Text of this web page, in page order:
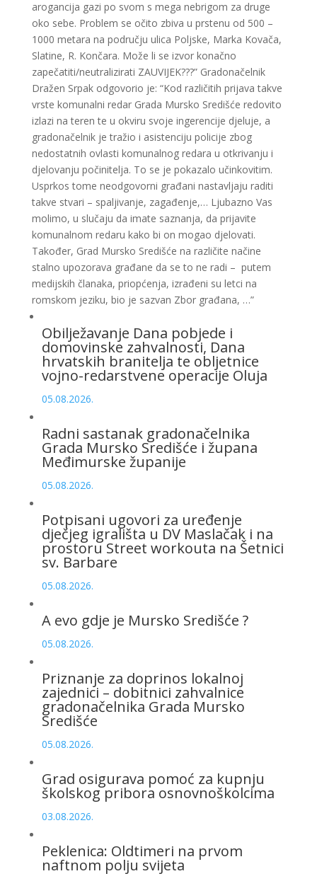
arogancija gazi po svom s mega nebrigom za druge
oko sebe. Problem se očito zbiva u prstenu od 500 –
1000 metara na području ulica Poljske, Marka Kovača,
Slatine, R. Končara. Može li se izvor konačno
zapečatiti/neutralizirati ZAUVIJEK???” Gradonačelnik
Dražen Srpak odgovorio je: “Kod različitih prijava takve
vrste komunalni redar Grada Mursko Središće redovito
izlazi na teren te u okviru svoje ingerencije djeluje, a
gradonačelnik je tražio i asistenciju policije zbog
nedostatnih ovlasti komunalnog redara u otkrivanju i
djelovanju počinitelja. To se je pokazalo učinkovitim.
Usprkos tome neodgovorni građani nastavljaju raditi
takve stvari – spaljivanje, zagađenje,… Ljubazno Vas
molimo, u slučaju da imate saznanja, da prijavite
komunalnom redaru kako bi on mogao djelovati.
Također, Grad Mursko Središće na različite načine
stalno upozorava građane da se to ne radi – putem
medijskih članaka, priopćenja, izrađeni su letci na
romskom jeziku, bio je sazvan Zbor građana, …”
Obilježavanje Dana pobjede i
domovinske zahvalnosti, Dana
hrvatskih branitelja te obljetnice
vojno-redarstvene operacije Oluja
05.08.2026.
Radni sastanak gradonačelnika
Grada Mursko Središće i župana
Međimurske županije
05.08.2026.
Potpisani ugovori za uređenje
dječjeg igrališta u DV Maslačak i na
prostoru Street workouta na Šetnici
sv. Barbare
05.08.2026.
A evo gdje je Mursko Središće ?
05.08.2026.
Priznanje za doprinos lokalnoj
zajednici – dobitnici zahvalnice
gradonačelnika Grada Mursko
Središće
05.08.2026.
Grad osigurava pomoć za kupnju
školskog pribora osnovnoškolcima
03.08.2026.
Peklenica: Oldtimeri na prvom
naftnom polju svijeta